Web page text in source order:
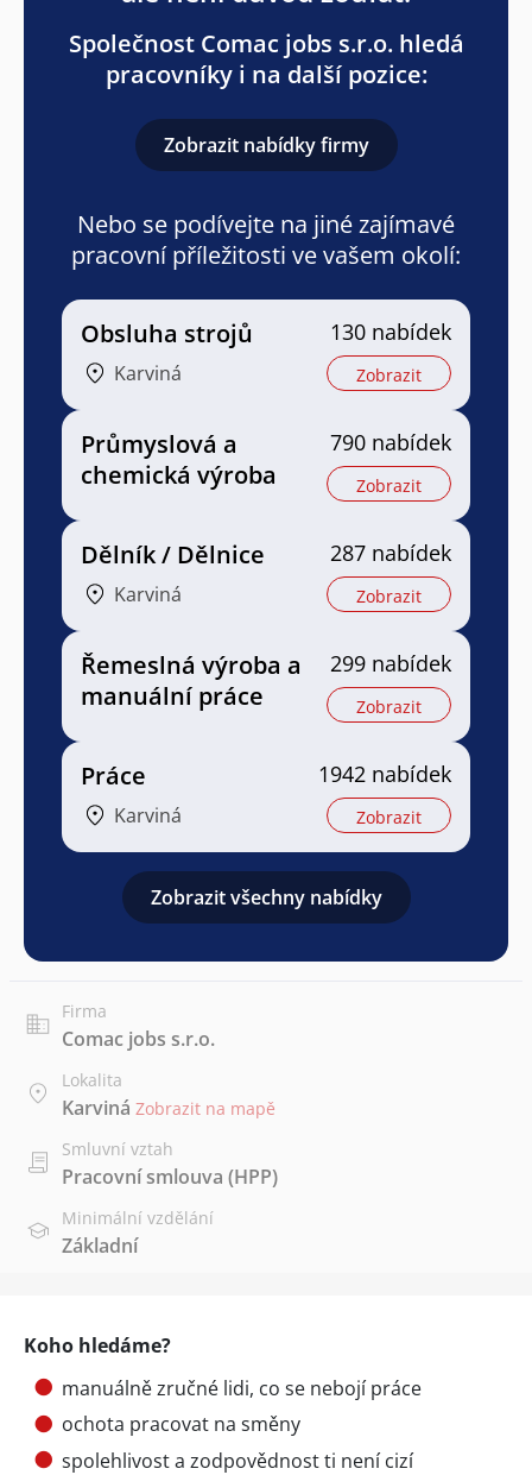
Společnost Comac jobs s.r.o. hledá
pracovníky i na další pozice:
Zobrazit nabídky firmy
Nebo se podívejte na jiné zajímavé
pracovní příležitosti ve vašem okolí:
Obsluha strojů
Karviná
130 nabídek
Zobrazit
Průmyslová a
chemická výroba
790 nabídek
Zobrazit
Dělník / Dělnice
Karviná
287 nabídek
Zobrazit
Řemeslná výroba a
manuální práce
299 nabídek
Zobrazit
Práce
Karviná
1942 nabídek
Zobrazit
Zobrazit všechny nabídky
Firma
Comac jobs s.r.o.
Lokalita
Karviná Zobrazit na mapě
Smluvní vztah
Pracovní smlouva (HPP)
Minimální vzdělání
Základní
Koho hledáme?
manuálně zručné lidi, co se nebojí práce
ochota pracovat na směny
spolehlivost a zodpovědnost ti není cizí